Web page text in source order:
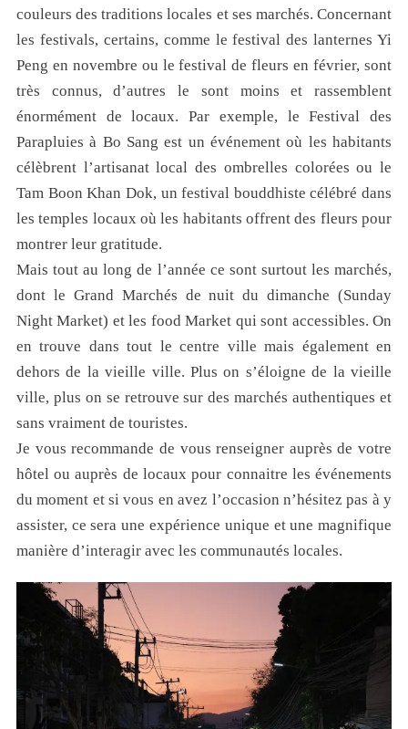
couleurs des traditions locales et ses marchés. Concernant
les festivals, certains, comme le festival des lanternes Yi
Peng en novembre ou le festival de fleurs en février, sont
très connus, d’autres le sont moins et rassemblent
énormément de locaux. Par exemple, le Festival des
Parapluies à Bo Sang est un événement où les habitants
célèbrent l’artisanat local des ombrelles colorées ou le
Tam Boon Khan Dok, un festival bouddhiste célébré dans
les temples locaux où les habitants offrent des fleurs pour
montrer leur gratitude.
Mais tout au long de l’année ce sont surtout les marchés,
dont le Grand Marchés de nuit du dimanche (Sunday
Night Market) et les food Market qui sont accessibles. On
en trouve dans tout le centre ville mais également en
dehors de la vieille ville. Plus on s’éloigne de la vieille
ville, plus on se retrouve sur des marchés authentiques et
sans vraiment de touristes.
Je vous recommande de vous renseigner auprès de votre
hôtel ou auprès de locaux pour connaitre les événements
du moment et si vous en avez l’occasion n’hésitez pas à y
assister, ce sera une expérience unique et une magnifique
manière d’interagir avec les communautés locales.